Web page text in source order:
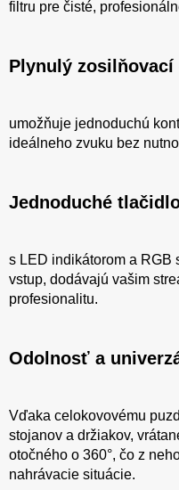
filtru pre čisté,
Plynulý zosilňovací
umožňuje jednoduchú
ideálneho zvuku bez
Jednoduché
s LED indikátorom a RGB
vstup, dodávajú vašim
profesionalitu.
Odolnosť a
Vďaka celokovovému
stojanov a držiakov,
otočného o 360°, čo z
nahrávacie situácie.